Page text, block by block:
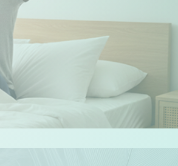
en garantissant la conformité avec